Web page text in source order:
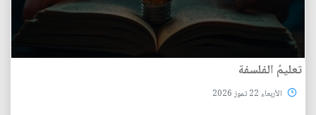
تعليمُ الفلسفة
الأربعاء 22 تموز 2026